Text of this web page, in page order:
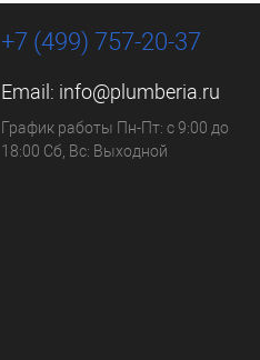
+7 (499) 757-20-37
Email: info@plumberia.ru
График работы Пн-Пт: с 9:00 до
18:00 Сб, Вс: Выходной